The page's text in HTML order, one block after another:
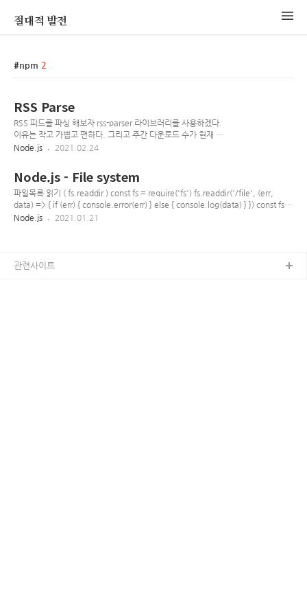
절대적 발전
npm 2
RSS Parse
RSS 피드를 파싱 해보자 rss-parser 라이브러리를 사용하겠다.
이유는 작고 가볍고 편하다. 그리고 주간 다운로드 수가 현재 17
만을 육박한다.(등록일 기준)
www.npmjs.com node v14.15.0 환경에서 실시 1. 설치
npm install --save rss-parser 2. 사용 샘플로 연합뉴스의 최신
피드를 파싱할 예정, 최대한 샘플 코드를 따라해보았다. (샘플주
소: www.yonhapnewstv.co.kr/browse/feed/) import
Node.js 2021.02.24
Node.js - File system
파일목록 읽기 ( fs.readdir ) const fs = require('fs') fs.readdir('/file', (err,
data) => { if (err) { console.error(err) } else { console.log(data) } }) const fs =
require('fs') - fs 모듈 사용 readdir(path[, options], callback) - 비동기로 디렉토
Node.js 2021.01.21
관련사이트